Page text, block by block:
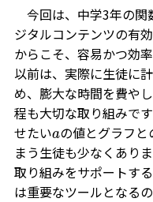
今回は、中学3年の関
ジタルコンテンツの有
からこそ、容易かつ効
以前は、実際に生徒に
め、膨大な時間を費や
程も大切な取り組みで
せたいaの値とグラフ
まう生徒も少なくあり
取り組みをサポートす
は重要なツールとなる